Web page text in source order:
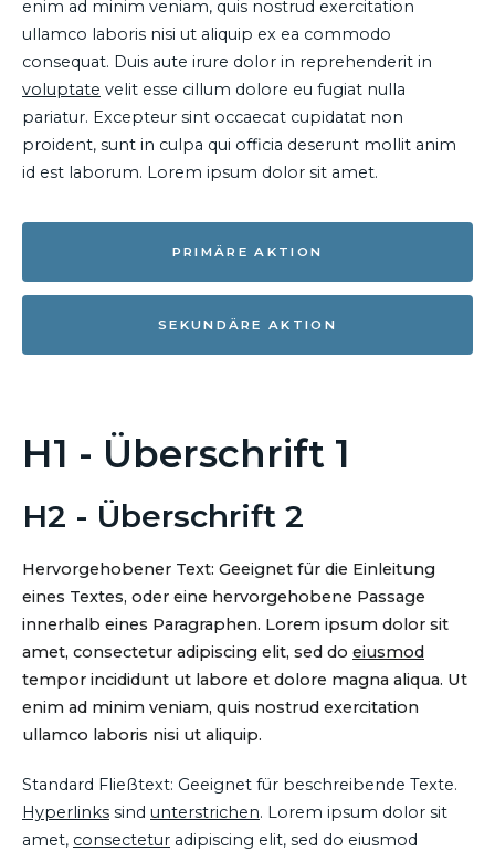
enim ad minim veniam, quis nostrud exercitation
ullamco laboris nisi ut aliquip ex ea commodo
consequat. Duis aute irure dolor in reprehenderit in
voluptate velit esse cillum dolore eu fugiat nulla
pariatur. Excepteur sint occaecat cupidatat non
proident, sunt in culpa qui officia deserunt mollit anim
id est laborum. Lorem ipsum dolor sit amet.
PRIMÄRE AKTION
SEKUNDÄRE AKTION
H1 - Überschrift 1
H2 - Überschrift 2
Hervorgehobener Text: Geeignet für die Einleitung
eines Textes, oder eine hervorgehobene Passage
innerhalb eines Paragraphen. Lorem ipsum dolor sit
amet, consectetur adipiscing elit, sed do eiusmod
tempor incididunt ut labore et dolore magna aliqua. Ut
enim ad minim veniam, quis nostrud exercitation
ullamco laboris nisi ut aliquip.
Standard Fließtext: Geeignet für beschreibende Texte.
Hyperlinks sind unterstrichen. Lorem ipsum dolor sit
amet, consectetur adipiscing elit, sed do eiusmod